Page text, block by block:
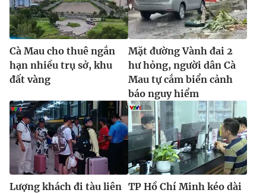
Cà Mau cho thuê ngắn
hạn nhiều trụ sở, khu
đất vàng
Mặt đường Vành đai 2
hư hỏng, người dân Cà
Mau tự cắm biển cảnh
báo nguy hiểm
Lượng khách đi tàu liên TP Hồ Chí Minh kéo dài